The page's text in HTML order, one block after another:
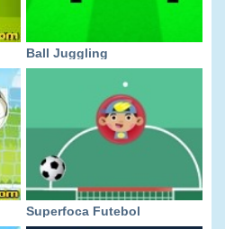
Ball Juggling
Superfoca Futebol